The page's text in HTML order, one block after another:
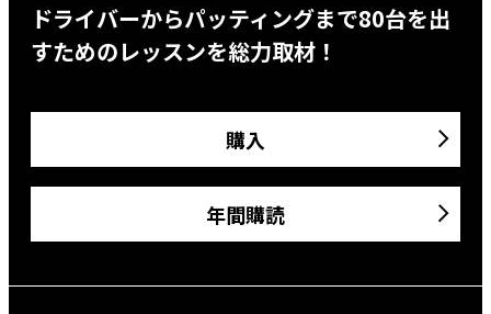
ドライバーからパッティングまで80台を出
すためのレッスンを総力取材！
購入
年間購読